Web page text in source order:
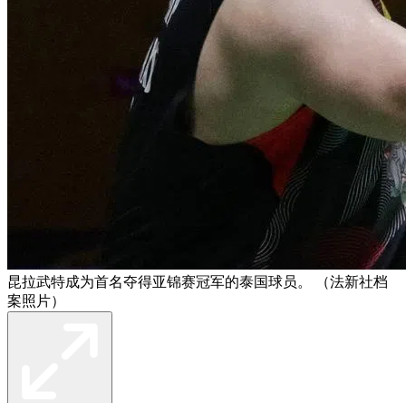
昆拉武特成为首名夺得亚锦赛冠军的泰国球员。 （法新社档
案照片）